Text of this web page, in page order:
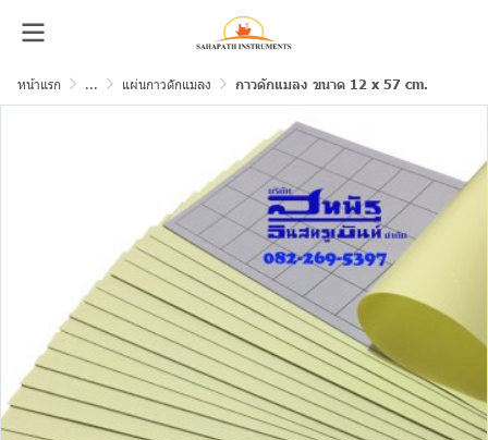
หน้าแรก ... แผ่นกาวดักแมลง กาวดักแมลง ขนาด 12 x 57 cm.